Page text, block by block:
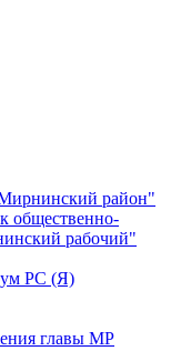
район"
общественно-
рабочий"
РС (Я)
главы МР